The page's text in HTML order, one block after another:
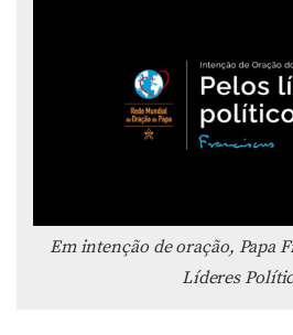
Em intenção de oração, Papa
Líderes